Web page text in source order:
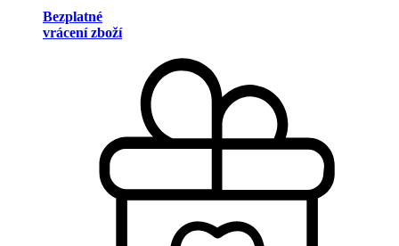
Bezplatné
vrácení zboží